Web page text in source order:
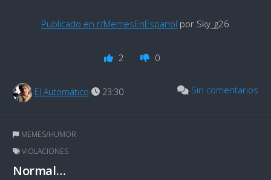
Publicado en r/MemesEnEspanol por Sky_g26
2 0
El Automático 23:30 Sin comentarios
MEMES/HUMOR
VIOLACIONES
Normal…